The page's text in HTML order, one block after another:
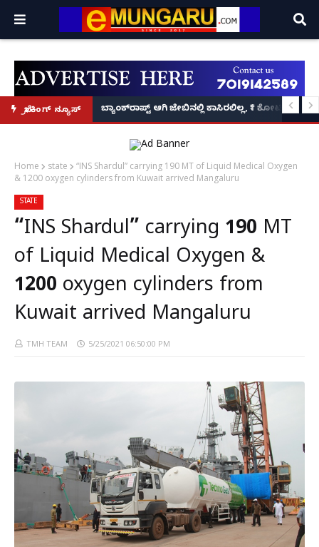
ಬ್ರೇಕಿಂಗ್ ನ್ಯೂಸ್
ಚಿನ್ನ ದರೋಡೆ!
ಪ್ರದೋಷ್ ಬೆನ್ನಲ್ಲೇ ಮಾಫಿ ಸಾಕ್ಷಿಯಾಗಲು 'ಎ8 ರವಿಶಂಕರ್, ಎ10 ವಿನಯ್' ಅರ್ಜಿ!
ಬ್ಯಾಂಕ್‌ರಾಪ್ಟ್‌ ಆಗಿ ಜೇಬಿನಲ್ಲಿ ಕಾಸಿರಲಿಲ್ಲ, ₹1 ಕೋಟಿ ಸಾಲ
Home state
“INS Shardul” carrying 190 MT of Liquid Medical Oxygen
& 1200 oxygen cylinders from Kuwait arrived Mangaluru
STATE
“INS Shardul” carrying 190 MT
of Liquid Medical Oxygen &
1200 oxygen cylinders from
Kuwait arrived Mangaluru
TMH TEAM 5/25/2021 06:50:00 PM